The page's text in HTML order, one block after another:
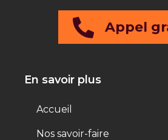
Appel
En savoir plus
Accueil
Nos savoir-faire